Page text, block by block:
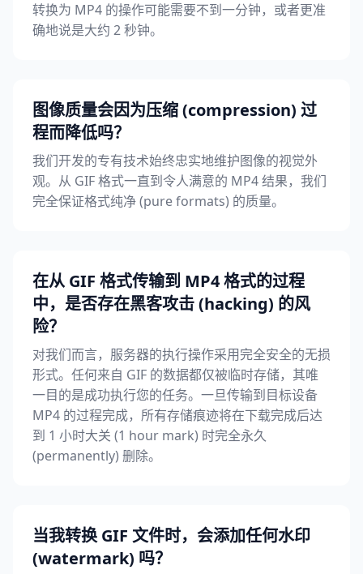
转换为 MP4 的操作可能需要不到一分钟，或者更准
确地说是大约 2 秒钟。
图像质量会因为压缩 (compression) 过
程而降低吗？
我们开发的专有技术始终忠实地维护图像的视觉外
观。从 GIF 格式一直到令人满意的 MP4 结果，我们
完全保证格式纯净 (pure formats) 的质量。
在从 GIF 格式传输到 MP4 格式的过程
中，是否存在黑客攻击 (hacking) 的风
险？
对我们而言，服务器的执行操作采用完全安全的无损
形式。任何来自 GIF 的数据都仅被临时存储，其唯
一目的是成功执行您的任务。一旦传输到目标设备
MP4 的过程完成，所有存储痕迹将在下载完成后达
到 1 小时大关 (1 hour mark) 时完全永久
(permanently) 删除。
当我转换 GIF 文件时，会添加任何水印
(watermark) 吗？